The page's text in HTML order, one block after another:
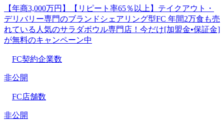
【年商3,000万円】【リピート率65％以上】テイクアウト・
デリバリー専門のブランドシェアリング型FC 年間2万食も売
れている人気のサラダボウル専門店！今だけ[加盟金•保証金]
が無料のキャンペーン中
FC契約企業数
非公開
FC店舗数
非公開